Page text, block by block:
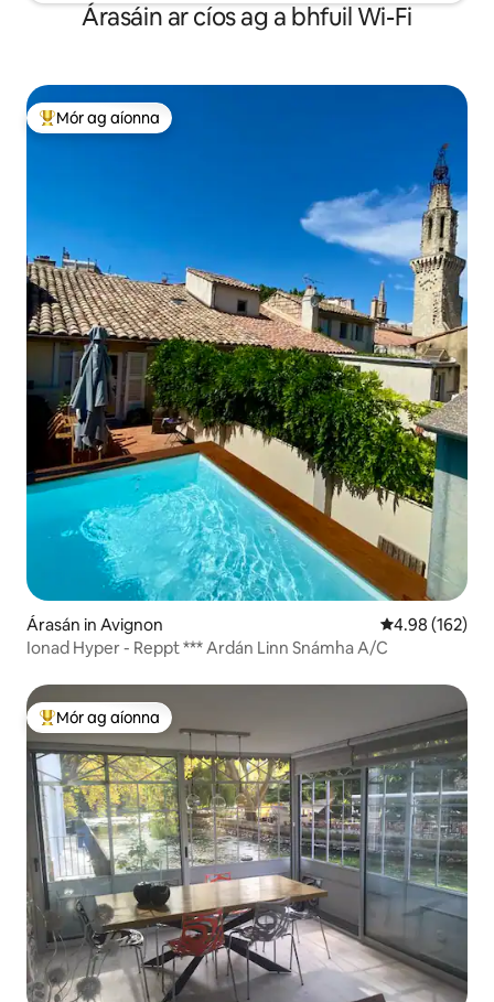
Árasáin ar cíos ag a bhfuil Wi-Fi
An-mhór ag aíonna
Mór ag aíonna
Árasán in Avignon Meánrátáil
4.98 (162)
Ionad Hyper - Reppt *** Ardán Linn Snámha A/C
An-mhór ag aíonna
Mór ag aíonna